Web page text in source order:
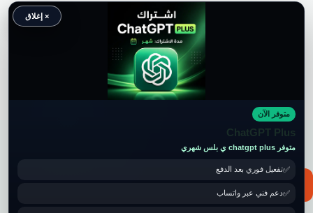
حقوق النشر محفوظة لموقع ويكي موب
× إغلاق
متوفر الآن
ChatGPT Plus
متوفر chatgpt plus ي بلس شهري
تفعيل فوري بعد الدفع
دعم فني عبر واتساب